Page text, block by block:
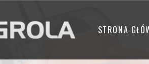
STRONA